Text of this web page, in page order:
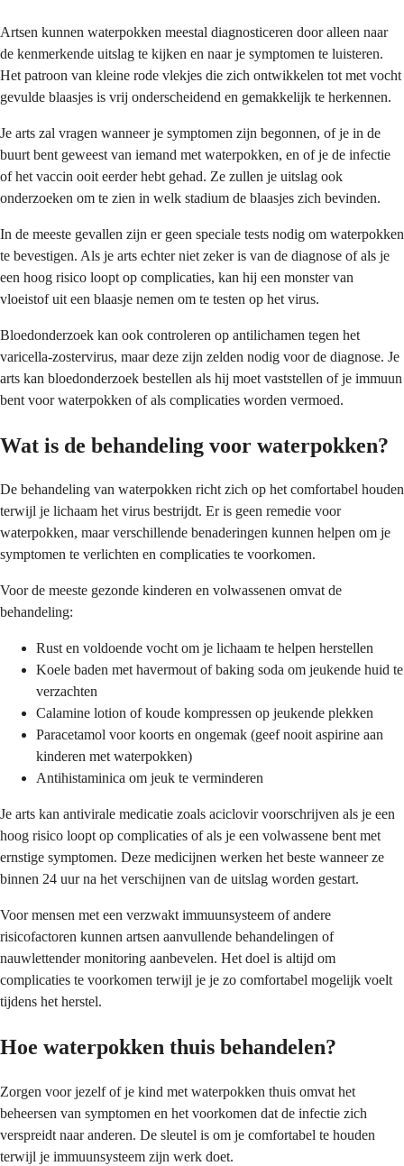
Artsen kunnen waterpokken meestal diagnosticeren door alleen naar
de kenmerkende uitslag te kijken en naar je symptomen te luisteren.
Het patroon van kleine rode vlekjes die zich ontwikkelen tot met vocht
gevulde blaasjes is vrij onderscheidend en gemakkelijk te herkennen.
Je arts zal vragen wanneer je symptomen zijn begonnen, of je in de
buurt bent geweest van iemand met waterpokken, en of je de infectie
of het vaccin ooit eerder hebt gehad. Ze zullen je uitslag ook
onderzoeken om te zien in welk stadium de blaasjes zich bevinden.
In de meeste gevallen zijn er geen speciale tests nodig om waterpokken
te bevestigen. Als je arts echter niet zeker is van de diagnose of als je
een hoog risico loopt op complicaties, kan hij een monster van
vloeistof uit een blaasje nemen om te testen op het virus.
Bloedonderzoek kan ook controleren op antilichamen tegen het
varicella-zostervirus, maar deze zijn zelden nodig voor de diagnose. Je
arts kan bloedonderzoek bestellen als hij moet vaststellen of je immuun
bent voor waterpokken of als complicaties worden vermoed.
Wat is de behandeling voor waterpokken?
De behandeling van waterpokken richt zich op het comfortabel houden
terwijl je lichaam het virus bestrijdt. Er is geen remedie voor
waterpokken, maar verschillende benaderingen kunnen helpen om je
symptomen te verlichten en complicaties te voorkomen.
Voor de meeste gezonde kinderen en volwassenen omvat de
behandeling:
Rust en voldoende vocht om je lichaam te helpen herstellen
Koele baden met havermout of baking soda om jeukende huid te
verzachten
Calamine lotion of koude kompressen op jeukende plekken
Paracetamol voor koorts en ongemak (geef nooit aspirine aan
kinderen met waterpokken)
Antihistaminica om jeuk te verminderen
Je arts kan antivirale medicatie zoals aciclovir voorschrijven als je een
hoog risico loopt op complicaties of als je een volwassene bent met
ernstige symptomen. Deze medicijnen werken het beste wanneer ze
binnen 24 uur na het verschijnen van de uitslag worden gestart.
Voor mensen met een verzwakt immuunsysteem of andere
risicofactoren kunnen artsen aanvullende behandelingen of
nauwlettender monitoring aanbevelen. Het doel is altijd om
complicaties te voorkomen terwijl je je zo comfortabel mogelijk voelt
tijdens het herstel.
Hoe waterpokken thuis behandelen?
Zorgen voor jezelf of je kind met waterpokken thuis omvat het
beheersen van symptomen en het voorkomen dat de infectie zich
verspreidt naar anderen. De sleutel is om je comfortabel te houden
terwijl je immuunsysteem zijn werk doet.